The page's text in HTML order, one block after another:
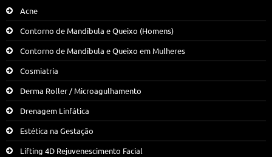
Acne
Contorno de Mandíbula e Queixo (Homens)
Contorno de Mandíbula e Queixo em Mulheres
Cosmiatria
Derma Roller / Microagulhamento
Drenagem Linfática
Estética na Gestação
Lifting 4D Rejuvenescimento Facial